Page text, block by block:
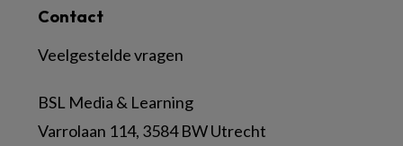
Contact
Veelgestelde vragen
BSL Media & Learning
Varrolaan 114, 3584 BW Utrecht